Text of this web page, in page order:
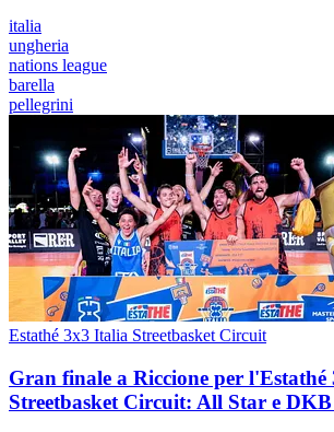
italia
ungheria
nations league
barella
pellegrini
Estathé 3x3 Italia Streetbasket Circuit
Gran finale a Riccione per
Streetbasket Circuit: All Star e